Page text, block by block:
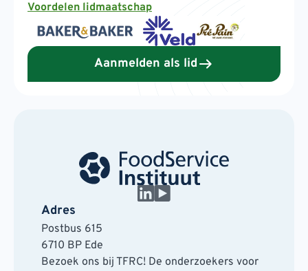
Voordelen lidmaatschap
Aanmelden als lid
Adres
Postbus 615
6710 BP Ede
Bezoek ons bij TFRC! De onderzoekers voor